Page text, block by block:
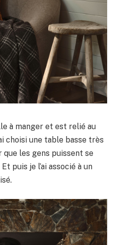
à manger et est relié au
choisi une table basse très
les gens puissent se
puis je l’ai associé à un